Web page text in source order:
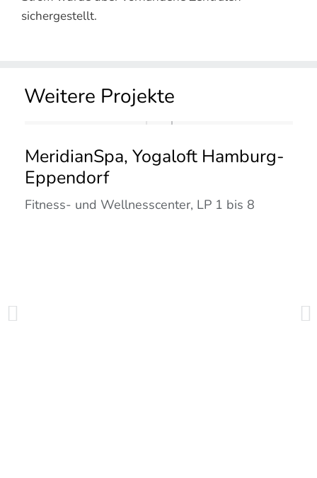
Weitere Projekte
MeridianSpa, Yogaloft Hamburg-
Eppendorf
Fitness- und Wellnesscenter, LP 1 bis 8